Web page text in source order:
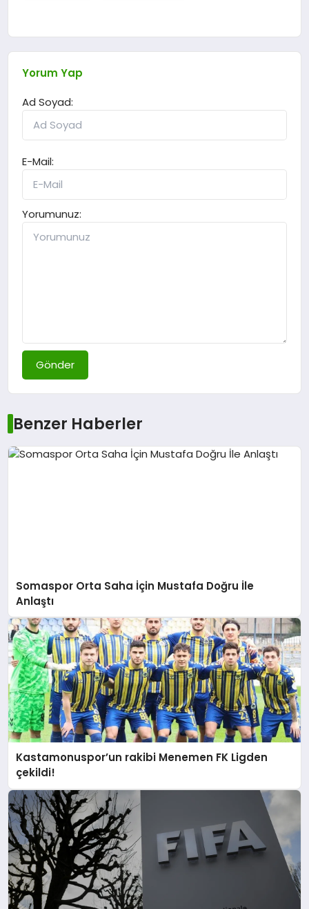
Yorum Yap
Ad Soyad:
E-Mail:
Yorumunuz:
Gönder
Benzer Haberler
Somaspor Orta Saha İçin Mustafa Doğru İle
Anlaştı
Kastamonuspor’un rakibi Menemen FK Ligden
çekildi!